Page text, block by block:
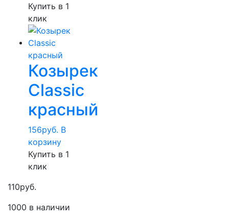
Купить в 1
клик
Козырек
Classic
красный
156руб. В
корзину
Купить в 1
клик
110руб.
1000 в наличии